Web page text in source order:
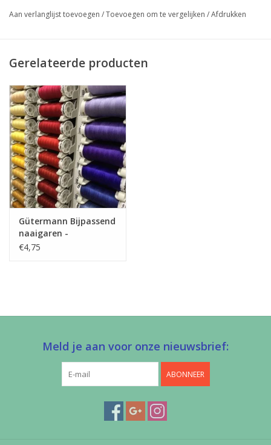
vestjes, dekentjes, baby artikelen,....
Stofbreedte
150 cm
Samenstelling 100% PE
Gewicht
325 gr/m
Toepassing
mantel, vest, jas,
bodywarmer, dekentje,...
Label
oekotex
Stretch
ja
Aan verlanglijst toevoegen /Toevoegen om te vergelijken /Afdrukken
Gerelateerde producten
Gütermann Bijpassend
naaigaren -
Allesnaaigaren 200m
€4,75
Meld je aan voor onze nieuwsbrief:
ABONNEER